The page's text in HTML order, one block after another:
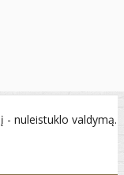
- nuleistuklo valdymą.